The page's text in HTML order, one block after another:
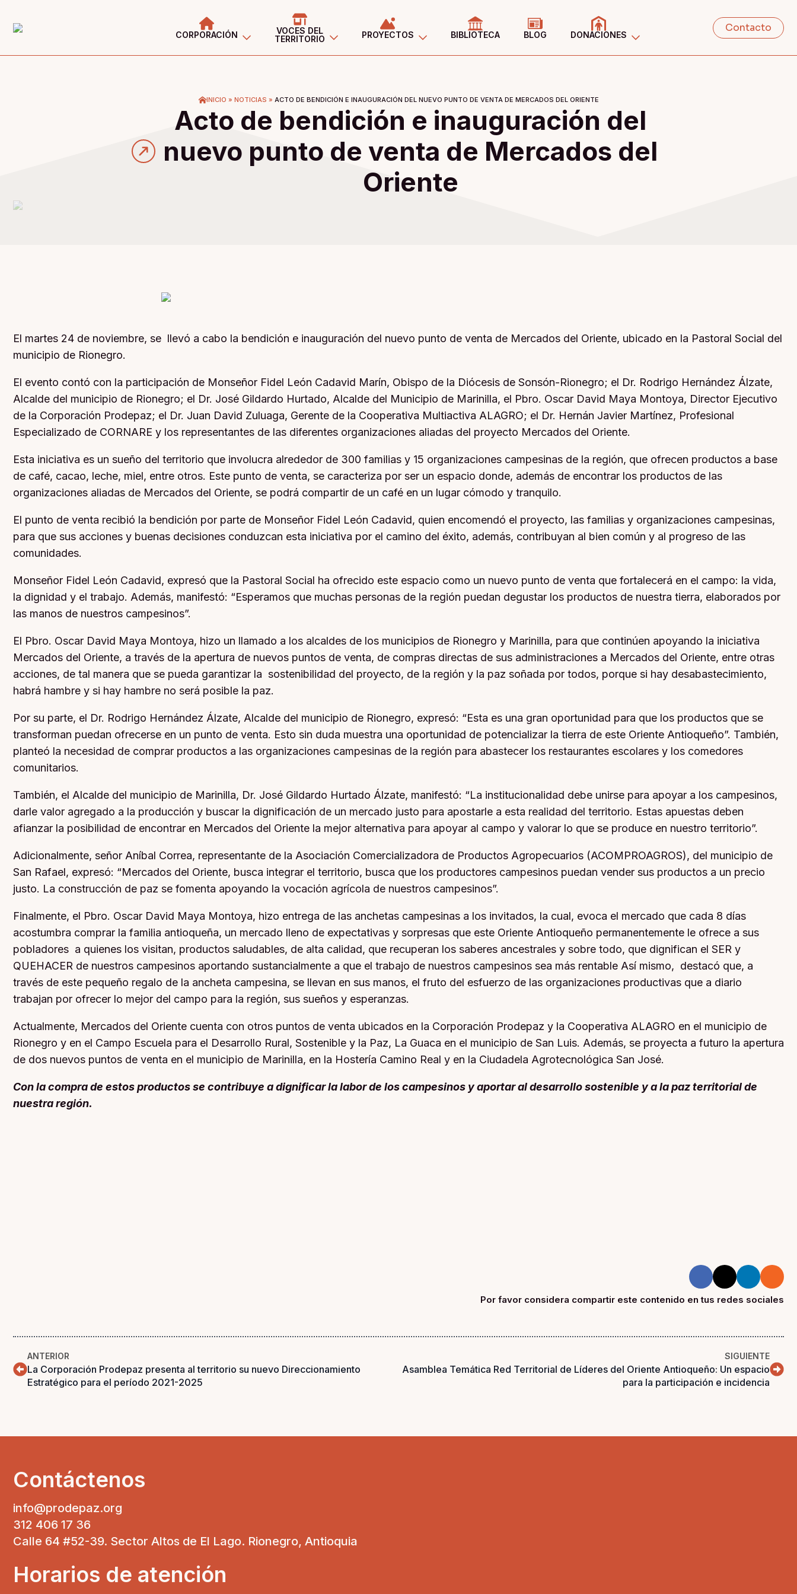
CORPORACIÓN
VOCES DEL
TERRITORIO
PROYECTOS BIBLIOTECA BLOG DONACIONES
Contacto
INICIO » NOTICIAS » ACTO DE BENDICIÓN E INAUGURACIÓN DEL NUEVO PUNTO DE VENTA DE MERCADOS DEL ORIENTE
Acto de bendición e inauguración del
nuevo punto de venta de Mercados del
Oriente
El martes 24 de noviembre, se llevó a cabo la bendición e inauguración del nuevo punto de venta de Mercados del Oriente, ubicado en la Pastoral Social del
municipio de Rionegro.
El evento contó con la participación de Monseñor Fidel León Cadavid Marín, Obispo de la Diócesis de Sonsón-Rionegro; el Dr. Rodrigo Hernández Álzate,
Alcalde del municipio de Rionegro; el Dr. José Gildardo Hurtado, Alcalde del Municipio de Marinilla, el Pbro. Oscar David Maya Montoya, Director Ejecutivo
de la Corporación Prodepaz; el Dr. Juan David Zuluaga, Gerente de la Cooperativa Multiactiva ALAGRO; el Dr. Hernán Javier Martínez, Profesional
Especializado de CORNARE y los representantes de las diferentes organizaciones aliadas del proyecto Mercados del Oriente.
Esta iniciativa es un sueño del territorio que involucra alrededor de 300 familias y 15 organizaciones campesinas de la región, que ofrecen productos a base
de café, cacao, leche, miel, entre otros. Este punto de venta, se caracteriza por ser un espacio donde, además de encontrar los productos de las
organizaciones aliadas de Mercados del Oriente, se podrá compartir de un café en un lugar cómodo y tranquilo.
El punto de venta recibió la bendición por parte de Monseñor Fidel León Cadavid, quien encomendó el proyecto, las familias y organizaciones campesinas,
para que sus acciones y buenas decisiones conduzcan esta iniciativa por el camino del éxito, además, contribuyan al bien común y al progreso de las
comunidades.
Monseñor Fidel León Cadavid, expresó que la Pastoral Social ha ofrecido este espacio como un nuevo punto de venta que fortalecerá en el campo: la vida,
la dignidad y el trabajo. Además, manifestó: “Esperamos que muchas personas de la región puedan degustar los productos de nuestra tierra, elaborados por
las manos de nuestros campesinos”.
El Pbro. Oscar David Maya Montoya, hizo un llamado a los alcaldes de los municipios de Rionegro y Marinilla, para que continúen apoyando la iniciativa
Mercados del Oriente, a través de la apertura de nuevos puntos de venta, de compras directas de sus administraciones a Mercados del Oriente, entre otras
acciones, de tal manera que se pueda garantizar la sostenibilidad del proyecto, de la región y la paz soñada por todos, porque si hay desabastecimiento,
habrá hambre y si hay hambre no será posible la paz.
Por su parte, el Dr. Rodrigo Hernández Álzate, Alcalde del municipio de Rionegro, expresó: “Esta es una gran oportunidad para que los productos que se
transforman puedan ofrecerse en un punto de venta. Esto sin duda muestra una oportunidad de potencializar la tierra de este Oriente Antioqueño”. También,
planteó la necesidad de comprar productos a las organizaciones campesinas de la región para abastecer los restaurantes escolares y los comedores
comunitarios.
También, el Alcalde del municipio de Marinilla, Dr. José Gildardo Hurtado Álzate, manifestó: “La institucionalidad debe unirse para apoyar a los campesinos,
darle valor agregado a la producción y buscar la dignificación de un mercado justo para apostarle a esta realidad del territorio. Estas apuestas deben
afianzar la posibilidad de encontrar en Mercados del Oriente la mejor alternativa para apoyar al campo y valorar lo que se produce en nuestro territorio”.
Adicionalmente, señor Aníbal Correa, representante de la Asociación Comercializadora de Productos Agropecuarios (ACOMPROAGROS), del municipio de
San Rafael, expresó: “Mercados del Oriente, busca integrar el territorio, busca que los productores campesinos puedan vender sus productos a un precio
justo. La construcción de paz se fomenta apoyando la vocación agrícola de nuestros campesinos”.
Finalmente, el Pbro. Oscar David Maya Montoya, hizo entrega de las anchetas campesinas a los invitados, la cual, evoca el mercado que cada 8 días
acostumbra comprar la familia antioqueña, un mercado lleno de expectativas y sorpresas que este Oriente Antioqueño permanentemente le ofrece a sus
pobladores a quienes los visitan, productos saludables, de alta calidad, que recuperan los saberes ancestrales y sobre todo, que dignifican el SER y
QUEHACER de nuestros campesinos aportando sustancialmente a que el trabajo de nuestros campesinos sea más rentable Así mismo, destacó que, a
través de este pequeño regalo de la ancheta campesina, se llevan en sus manos, el fruto del esfuerzo de las organizaciones productivas que a diario
trabajan por ofrecer lo mejor del campo para la región, sus sueños y esperanzas.
Actualmente, Mercados del Oriente cuenta con otros puntos de venta ubicados en la Corporación Prodepaz y la Cooperativa ALAGRO en el municipio de
Rionegro y en el Campo Escuela para el Desarrollo Rural, Sostenible y la Paz, La Guaca en el municipio de San Luis. Además, se proyecta a futuro la apertura
de dos nuevos puntos de venta en el municipio de Marinilla, en la Hostería Camino Real y en la Ciudadela Agrotecnológica San José.
Con la compra de estos productos se contribuye a dignificar la labor de los campesinos y aportar al desarrollo sostenible y a la paz territorial de
nuestra región.
Por favor considera compartir este contenido en tus redes sociales
ANTERIOR
La Corporación Prodepaz presenta al territorio su nuevo Direccionamiento
Estratégico para el período 2021-2025
SIGUIENTE
Asamblea Temática Red Territorial de Líderes del Oriente Antioqueño: Un espacio
para la participación e incidencia
Contáctenos
info@prodepaz.org
312 406 17 36
Calle 64 #52-39. Sector Altos de El Lago. Rionegro, Antioquia
Horarios de atención